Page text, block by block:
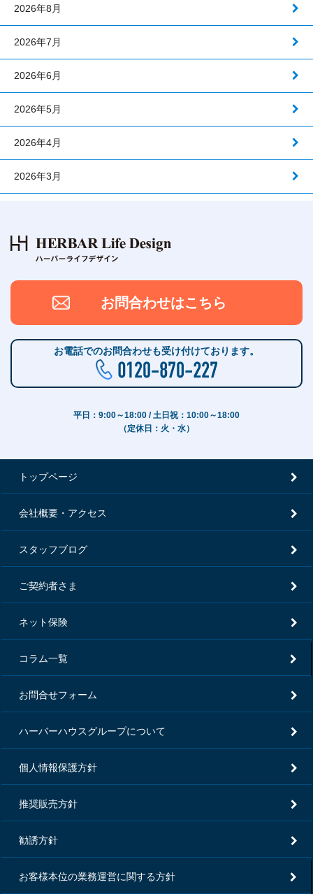
2026年8月
2026年7月
2026年6月
2026年5月
2026年4月
2026年3月
お問合わせはこちら
お電話でのお問合わせも受け付けております。
平日：9:00～18:00 / 土日祝：10:00～18:00
（定休日：火・水）
トップページ
会社概要・アクセス
スタッフブログ
ご契約者さま
ネット保険
コラム一覧
お問合せフォーム
ハーバーハウスグループについて
個人情報保護方針
推奨販売方針
勧誘方針
お客様本位の業務運営に関する方針